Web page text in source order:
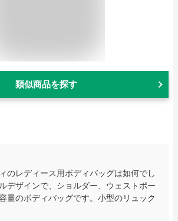
類似商品を探す
のレディース用ボディバッグは如何でし
デザインで、ショルダー、ウェストポー
量のボディバッグです。小型のリュック